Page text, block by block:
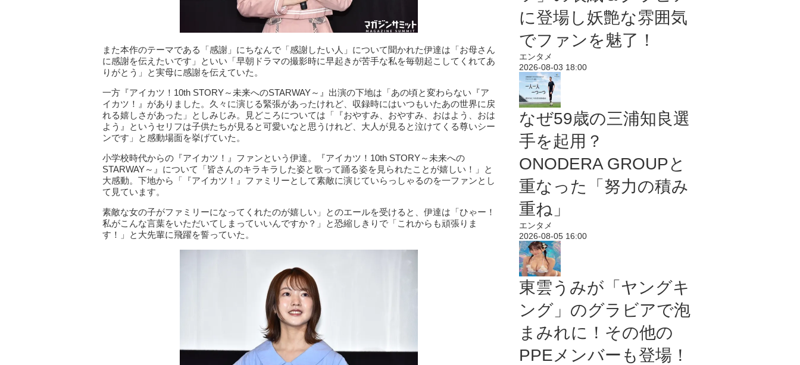
また本作のテーマである「感謝」にちなんで「感謝したい人」について聞かれた伊達は「お母さん
に感謝を伝えたいです」といい「早朝ドラマの撮影時に早起きが苦手な私を毎朝起こしてくれてあ
りがとう」と実母に感謝を伝えていた。
一方『アイカツ！10th STORY～未来へのSTARWAY～』出演の下地は「あの頃と変わらない『ア
イカツ！』がありました。久々に演じる緊張があったけれど、収録時にはいつもいたあの世界に戻
れる嬉しさがあった」としみじみ。見どころについては「『おやすみ、おやすみ、おはよう、おは
よう』というセリフは子供たちが見ると可愛いなと思うけれど、大人が見ると泣けてくる尊いシー
ンです」と感動場面を挙げていた。
小学校時代からの『アイカツ！』ファンという伊達。『アイカツ！10th STORY～未来への
STARWAY～』について「皆さんのキラキラした姿と歌って踊る姿を見られたことが嬉しい！」と
大感動。下地から「『アイカツ！』ファミリーとして素敵に演じていらっしゃるのを一ファンとし
て見ています。
素敵な女の子がファミリーになってくれたのが嬉しい」とのエールを受けると、伊達は「ひゃー！
私がこんな言葉をいただいてしまっていいんですか？」と恐縮しきりで「これからも頑張りま
す！」と大先輩に飛躍を誓っていた。
に登場し妖艶な雰囲気
でファンを魅了！
エンタメ
2026-08-03 18:00
なぜ59歳の三浦知良選
手を起用？
ONODERA GROUPと
重なった「努力の積み
重ね」
エンタメ
2026-08-05 16:00
東雲うみが「ヤングキ
ング」のグラビアで泡
まみれに！その他の
PPEメンバーも登場！